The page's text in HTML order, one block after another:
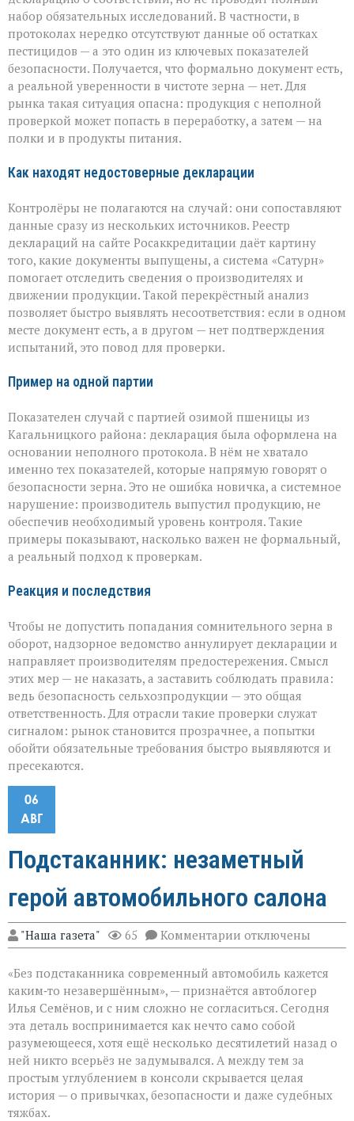
набор обязательных исследований. В частности, в
протоколах нередко отсутствуют данные об остатках
пестицидов — а это один из ключевых показателей
безопасности. Получается, что формально документ есть,
а реальной уверенности в чистоте зерна — нет. Для
рынка такая ситуация опасна: продукция с неполной
проверкой может попасть в переработку, а затем — на
полки и в продукты питания.
Как находят недостоверные декларации
Контролёры не полагаются на случай: они сопоставляют
данные сразу из нескольких источников. Реестр
деклараций на сайте Росаккредитации даёт картину
того, какие документы выпущены, а система «Сатурн»
помогает отследить сведения о производителях и
движении продукции. Такой перекрёстный анализ
позволяет быстро выявлять несоответствия: если в одном
месте документ есть, а в другом — нет подтверждения
испытаний, это повод для проверки.
Пример на одной партии
Показателен случай с партией озимой пшеницы из
Кагальницкого района: декларация была оформлена на
основании неполного протокола. В нём не хватало
именно тех показателей, которые напрямую говорят о
безопасности зерна. Это не ошибка новичка, а системное
нарушение: производитель выпустил продукцию, не
обеспечив необходимый уровень контроля. Такие
примеры показывают, насколько важен не формальный,
а реальный подход к проверкам.
Реакция и последствия
Чтобы не допустить попадания сомнительного зерна в
оборот, надзорное ведомство аннулирует декларации и
направляет производителям предостережения. Смысл
этих мер — не наказать, а заставить соблюдать правила:
ведь безопасность сельхозпродукции — это общая
ответственность. Для отрасли такие проверки служат
сигналом: рынок становится прозрачнее, а попытки
обойти обязательные требования быстро выявляются и
пресекаются.
06
АВГ
Подстаканник: незаметный
герой автомобильного салона
"Наша газета" 65 Комментарии к
записи
незаметный
герой
автомобильного
салона
отключены
«Без подстаканника современный автомобиль кажется
каким‑то незавершённым», — признаётся автоблогер
Илья Семёнов, и с ним сложно не согласиться. Сегодня
эта деталь воспринимается как нечто само собой
разумеющееся, хотя ещё несколько десятилетий назад о
ней никто всерьёз не задумывался. А между тем за
простым углублением в консоли скрывается целая
история — о привычках, безопасности и даже судебных
тяжбах.